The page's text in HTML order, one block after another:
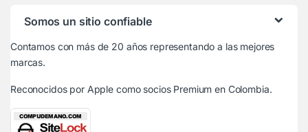
Somos un sitio confiable
Contamos con más de 20 años representando a las mejores
marcas.
Reconocidos por Apple como socios Premium en Colombia.